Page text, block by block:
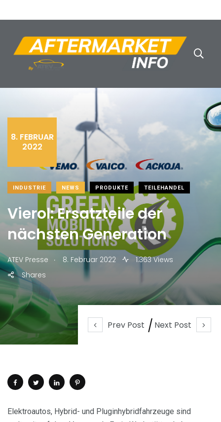
Prev Post Next Post
8. FEBRUAR
2022
INDUSTRIE NEWS PRODUKTE TEILEHANDEL
Vierol: Ersatzteile der
nächsten Generation
ATEV Presse . 8. Februar 2022
1.363 Views
Shares
Elektroautos, Hybrid- und Pluginhybridfahrzeuge sind